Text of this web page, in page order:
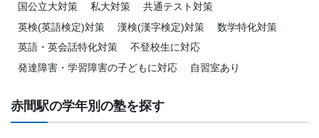
国公立大対策
私大対策
共通テスト対策
英検(英語検定)対策
漢検(漢字検定)対策
数学特化対策
英語・英会話特化対策
不登校生に対応
発達障害・学習障害の子どもに対応
自習室あり
赤間駅の学年別の塾を探す